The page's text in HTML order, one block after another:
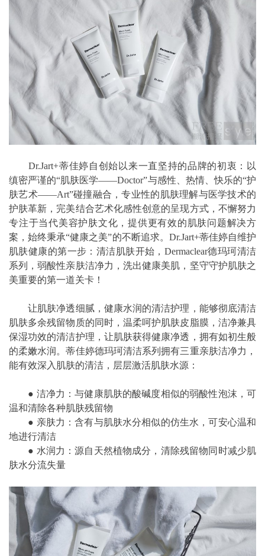
Dr.Jart+蒂佳婷自创始以来一直坚持的品牌的初衷：以
缜密严谨的“肌肤医学——Doctor”与感性、热情、快乐的“护
肤艺术——Art”碰撞融合，专业性的肌肤理解与医学技术的
护肤革新，完美结合艺术化感性创意的呈现方式，不懈努力
专注于当代美容护肤文化，提供更有效的肌肤问题解决方
案，始终秉承“健康之美”的不断追求。Dr.Jart+蒂佳婷自维护
肌肤健康的第一步：清洁肌肤开始，Dermaclear德玛珂清洁
系列，弱酸性亲肤洁净力，洗出健康美肌，坚守守护肌肤之
美重要的第一道关卡！
让肌肤净透细腻，健康水润的清洁护理，能够彻底清洁
肌肤多余残留物质的同时，温柔呵护肌肤皮脂膜，洁净兼具
保湿功效的清洁护理，让肌肤获得健康净透，拥有如初生般
的柔嫩水润。蒂佳婷德玛珂清洁系列拥有三重亲肤洁净力，
能有效深入肌肤的清洁，层层激活肌肤水源：
● 洁净力：与健康肌肤的酸碱度相似的弱酸性泡沫，可
温和清除各种肌肤残留物
● 亲肤力：含有与肌肤水分相似的仿生水，可安心温和
地进行清洁
● 水润力：源自天然植物成分，清除残留物同时减少肌
肤水分流失量